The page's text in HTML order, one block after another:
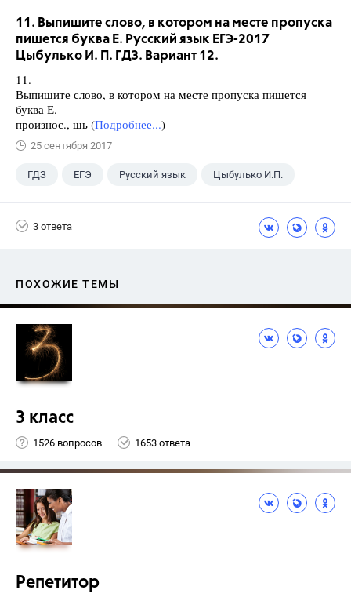
11. Выпишите слово, в котором на месте пропуска
пишется буква Е. Русский язык ЕГЭ-2017
Цыбулько И. П. ГДЗ. Вариант 12.
11.
Выпишите слово, в котором на месте пропуска пишется
буква Е.
произнос., шь (Подробнее...)
25 сентября 2017
ГДЗ ЕГЭ Русский язык Цыбулько И.П.
3 ответа
ПОХОЖИЕ ТЕМЫ
3 класс
1526 вопросов 1653 ответа
Репетитор